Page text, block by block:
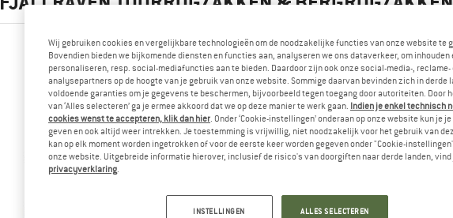
Wij gebruiken cookies en vergelijkbare technologieën om de noodzakelijke functies van onze website te
Bovendien bieden we bijkomende diensten en functies aan, analyseren we ons dataverkeer, om inhouden
personaliseren, resp. social-mediafuncties aan te bieden. Daardoor zijn ook onze social-media-, reclame-
analysepartners op de hoogte van je gebruik van onze website. Sommige daarvan bevinden zich in derde
voldoende garanties om je gegevens te beschermen, bijvoorbeeld tegen toegang door autoriteiten. Door
van ‘Alles selecteren’ ga je ermee akkoord dat we op deze manier te werk gaan. Indien je enkel technisch
cookies wenst te accepteren, klik dan hier. Onder ‘Cookie-instellingen’ onderaan op onze website kun je
geven en ook altijd weer intrekken. Je toestemming is vrijwillig, niet noodzakelijk voor het gebruik van
kan op elk moment worden ingetrokken of voor de eerste keer worden gegeven onder "Cookie-
onze website. Uitgebreide informatie hierover, inclusief de risico's van doorgiften naar derde landen, vind
privacyverklaring.
INSTELLINGEN ALLES SELECTEREN